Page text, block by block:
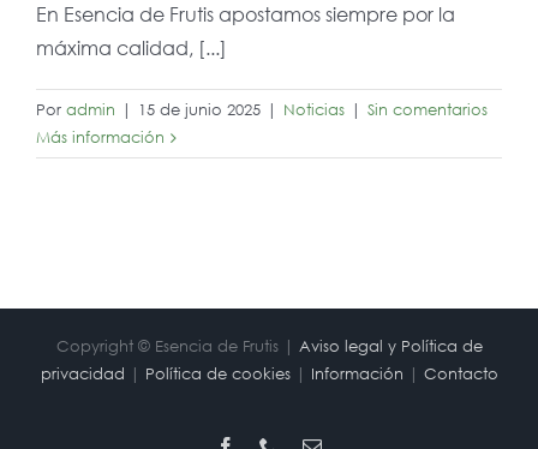
En Esencia de Frutis apostamos siempre por la
máxima calidad, [...]
Por admin | 15 de junio 2025 | Noticias | Sin comentarios
Más información
Copyright © Esencia de Frutis | Aviso legal y Política de
privacidad | Política de cookies| Información | Contacto